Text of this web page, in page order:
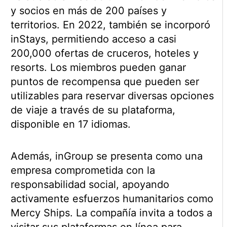
y socios en más de 200 países y
territorios. En 2022, también se incorporó
inStays, permitiendo acceso a casi
200,000 ofertas de cruceros, hoteles y
resorts. Los miembros pueden ganar
puntos de recompensa que pueden ser
utilizables para reservar diversas opciones
de viaje a través de su plataforma,
disponible en 17 idiomas.
Además, inGroup se presenta como una
empresa comprometida con la
responsabilidad social, apoyando
activamente esfuerzos humanitarios como
Mercy Ships. La compañía invita a todos a